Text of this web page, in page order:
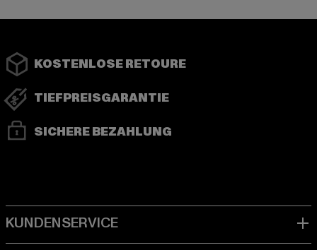
KOSTENLOSE RETOURE
TIEFPREISGARANTIE
SICHERE BEZAHLUNG